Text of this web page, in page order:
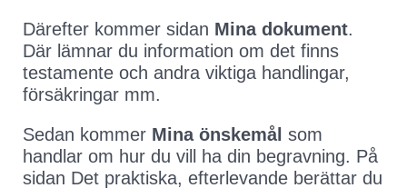
Därefter kommer sidan Mina dokument.
Där lämnar du information om det finns
testamente och andra viktiga handlingar,
försäkringar mm.
Sedan kommer Mina önskemål som
handlar om hur du vill ha din begravning. På
sidan Det praktiska, efterlevande berättar du